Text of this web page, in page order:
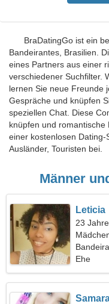
BraDatingGo ist ein
Bandeirantes, Brasilien.
eines Partners aus einer
verschiedener Suchfilter.
lernen Sie neue Freunde
Gespräche und knüpfen
speziellen Chat. Diese
knüpfen und
einer kostenlosen Dating-
Ausländer, Touristen bei.
Männer
Leticia
23
Ehe